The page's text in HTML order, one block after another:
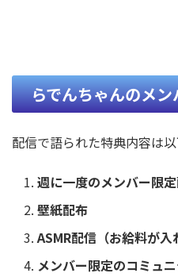
らでんちゃんのメ
配信で語られた特典内容は
週に一度のメンバー限
壁紙配布
ASMR配信（お給料が入
メンバー限定のコミュ